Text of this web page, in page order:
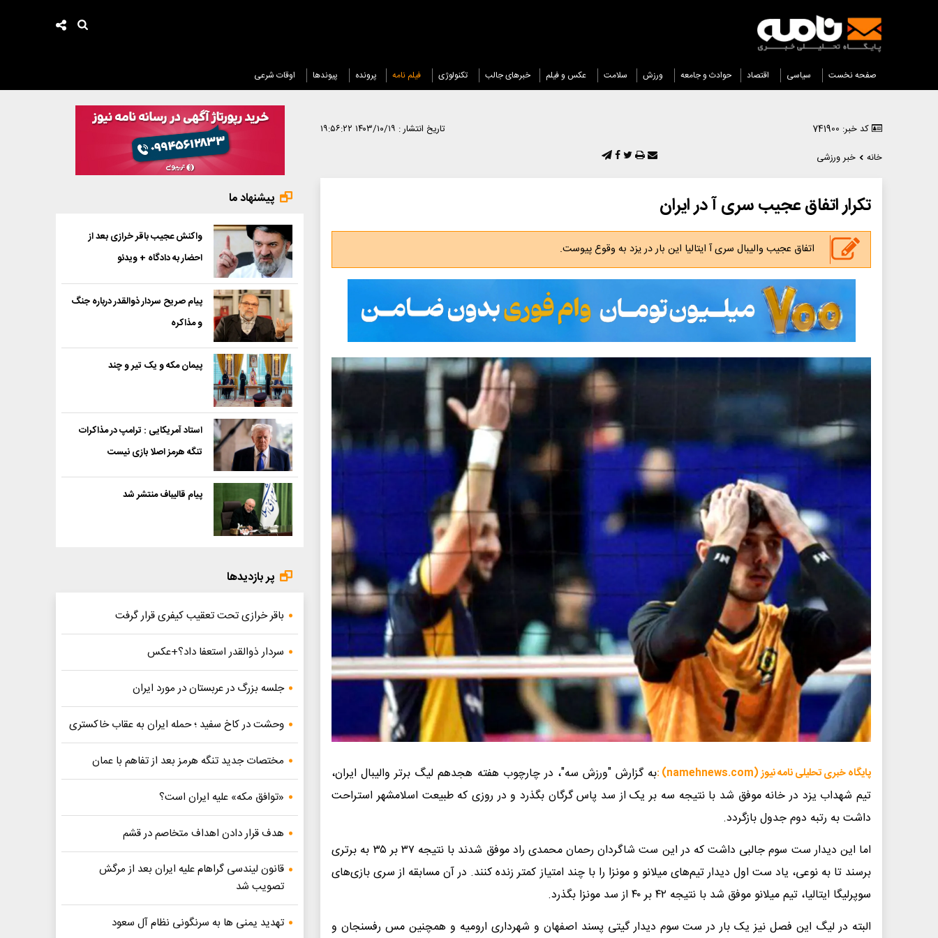
صفحه نخست سیاسی اقتصاد حوادث و جامعه ورزش سلامت عکس و فیلم خبرهای جالب تکنولوژی فیلم نامه پرونده پیوندها اوقات شرعی
کد خبر: 741900 تاریخ انتشار : ۱۴۰۳/۱۰/۱۹ ۱۹:۵۶:۲۲
خانه
خبر ورزشی
تکرار اتفاق عجیب سری آ در ایران
اتفاق عجیب والیبال سری آ ایتالیا این بار در یزد به وقوع پیوست.
پایگاه خبری تحلیلی نامه نیوز (namehnews.com) :
به گزارش "ورزش سه"، در چارچوب هفته هجدهم لیگ برتر والیبال ایران،
تیم شهداب یزد در خانه‌ موفق شد با نتیجه سه بر یک از سد پاس گرگان بگذرد و در روزی که طبیعت اسلامشهر استراحت
داشت به رتبه دوم جدول بازگردد.
اما این دیدار ست سوم جالبی داشت که در این ست شاگردان رحمان محمدی راد موفق شدند با نتیجه ۳۷ بر ۳۵ به برتری
برسند تا به نوعی، یاد ست اول دیدار تیم‌های میلانو و مونزا را با چند امتیاز کمتر زنده کنند. در آن مسابقه از سری بازی‌های
سوپرلیگا ایتالیا، تیم میلانو موفق شد با نتیجه ۴۲ بر ۴۰ از سد مونزا بگذرد.
البته‌ در لیگ این فصل نیز یک بار در ست سوم دیدار گیتی پسند اصفهان و شهرداری ارومیه و همچنین مس رفسنجان و
پیشنهاد ما
واکنش عجیب باقر خرازی بعد از
احضار به دادگاه + ویدئو
پیام صریح سردار ذوالقدر درباره جنگ
و مذاکره
پیمان مکه و یک تیر و چند
استاد آمریکایی : ترامپ در مذاکرات
تنگه هرمز اصلا بازی نیست
پیام قالیباف منتشر شد
پر بازدیدها
باقر خرازی تحت تعقیب کیفری قرار گرفت
سردار ذوالقدر استعفا داد؟+عکس
جلسه بزرگ در عربستان در مورد ایران
وحشت در کاخ سفید ؛ حمله ایران به عقاب خاکستری
مختصات جدید تنگه هرمز بعد از تفاهم با عمان
«توافق مکه» علیه ایران است؟
هدف قرار دادن اهداف متخاصم در قشم
قانون لیندسی گراهام علیه ایران بعد از مرگش
تصویب شد
تهدید یمنی ها به سرنگونی نظام آل سعود